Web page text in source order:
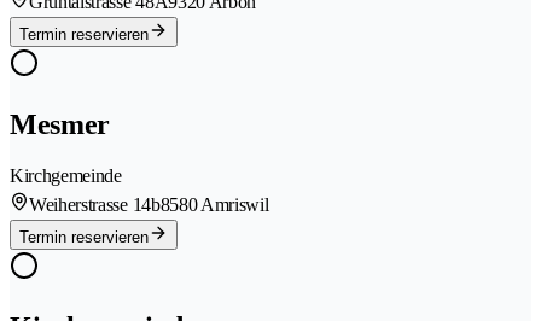
Termin reservieren
Mesmer
Kirchgemeinde
Weiherstrasse 14b8580 Amriswil
Termin reservieren